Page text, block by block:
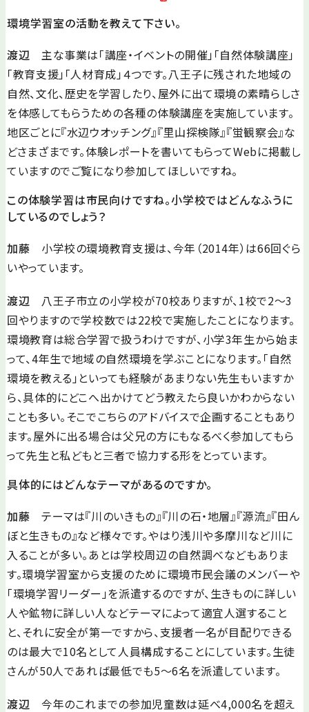
環境学習室の活動を教えて下さい。
渡辺 主な事業は「講座・イベントの開催」「自然体験講座」
「教育支援」「人材育成」４つです。八王子に残された地域の
自然、文化、歴史を学習したり、屋外に出て環境の素晴らしさ
を体感してもらうための各種の体験講座を実施しています。
地区ごとに『水辺ウオッチング』『里山探検隊』『蛍観察会』な
どさまざまです。体験レポートを書いてもらってWebに掲載し
ていますのでご覧になり参加してほしいですね。
この体験学習は市民向けですね。小学校ではどんなふうに
しているのでしょう？
加藤 小学校の環境教育支援は、今年（2014年）は66回ぐら
いやっています。
渡辺 八王子市立の小学校が70校ありますが、1校で2～3
回やりますので学校数では22校で実施したことになります。
環境教育は総合学習で扱うわけですが、小学3年生から始ま
って、4年生で地域の自然環境を学ぶことになります。「自然
環境を教える」といっても経験があまりない先生もいますか
ら、具体的にどこへ出かけてどう教えたら良いかわからない
ことも多い。そこでこちらのアドバイスで企画することもあり
ます。屋外に出る場合は父兄の方にもなるべく参加してもら
って先生と私どもと三者で協力する形をとっています。
具体的にはどんなテーマがあるのですか。
加藤 テーマは『川のいきもの』『川の石・地層』『源流』『田ん
ぼと生きもの』など様々です。やはり浅川や多摩川など川に
入ることが多い。あとは学校周辺の自然調べなどもありま
す。環境学習室から支援のために環境市民会議のメンバーや
「環境学習リーダー」を派遣するのですが、生きものに詳しい
人や鉱物に詳しい人などテーマによって適宜人選すること
と、それに安全が第一ですから、支援者一名が目配りできる
のは最大で10名として人員構成することにしています。生徒
さんが50人であれば最低でも5～6名を派遣しています。
渡辺 今年のこれまでの参加児童数は延べ4,000名を超え